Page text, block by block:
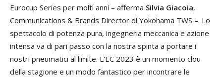
Eurocup Series per molti anni – afferma Silvia Giacoia,
Communications & Brands Director di Yokohama TWS –. Lo
spettacolo di potenza pura, ingegneria meccanica e azione
intensa va di pari passo con la nostra spinta a portare i
nostri pneumatici al limite. L'EC 2023 è un momento clou
della stagione e un modo fantastico per incontrare le